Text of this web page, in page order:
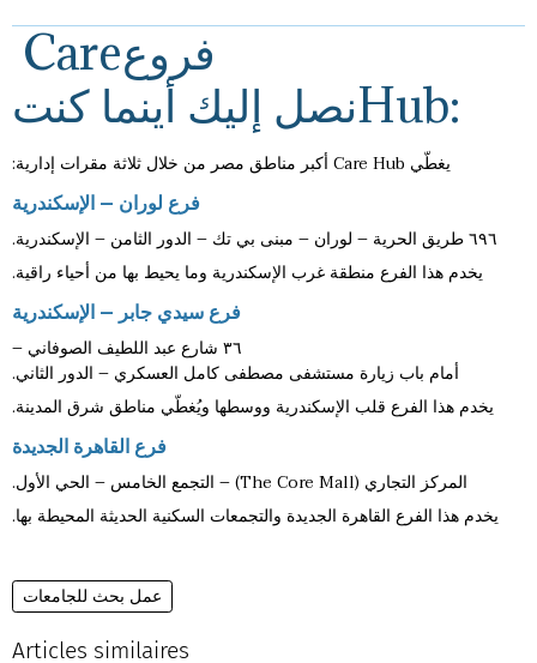
فروعCare
Hub:نصل إليك أينما كنت
يغطّي Care Hub أكبر مناطق مصر من خلال ثلاثة مقرات إدارية:
فرع لوران –الإسكندرية
٦٩٦ طريق الحرية – لوران – مبنى بي تك – الدور الثامن – الإسكندرية.
يخدم هذا الفرع منطقة غرب الإسكندرية وما يحيط بها من أحياء راقية.
فرعسيديجابر–الإسكندرية
٣٦ شارع عبد اللطيف الصوفاني –
أمام باب زيارة مستشفى مصطفى كامل العسكري – الدور الثاني.
يخدم هذا الفرع قلب الإسكندرية ووسطها ويُغطّي مناطق شرق المدينة.
فرعالقاهرةالجديدة
المركز التجاري (The Core Mall) – التجمع الخامس – الحي الأول.
يخدم هذا الفرع القاهرة الجديدة والتجمعات السكنية الحديثة المحيطة بها.
عمل بحث للجامعات
Articles similaires